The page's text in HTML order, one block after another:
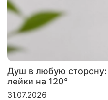
Душ в любую сторону:
лейки на 120°
31.07.2026